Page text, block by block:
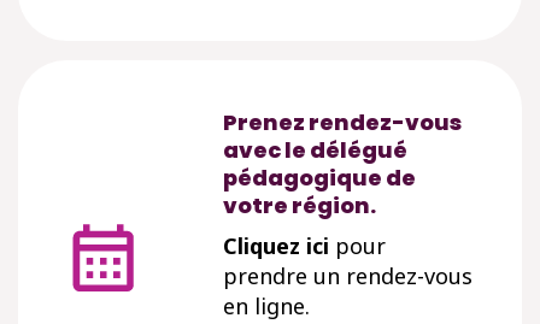
Prenez rendez-vous
avec le délégué
pédagogique de
votre région.
Cliquez ici pour
prendre un rendez-vous
en ligne.